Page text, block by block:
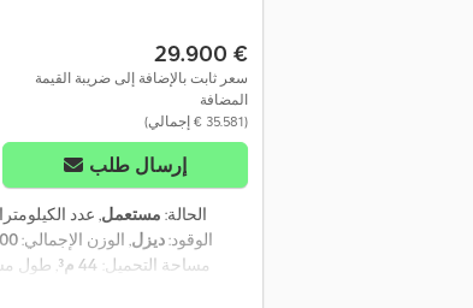
‏29.900 €
سعر ثابت بالإضافة إلى ضريبة القيمة
المضافة
(‏35.581 € إجمالي)
إرسال طلب
الحالة: مستعمل, عدد
الوقود:ديزل, الوزن الإجمالي:
مساحة التحميل: 44 م³ , طول